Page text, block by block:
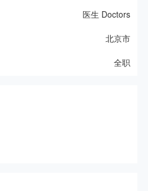
医生 Doctors
北京市
全职